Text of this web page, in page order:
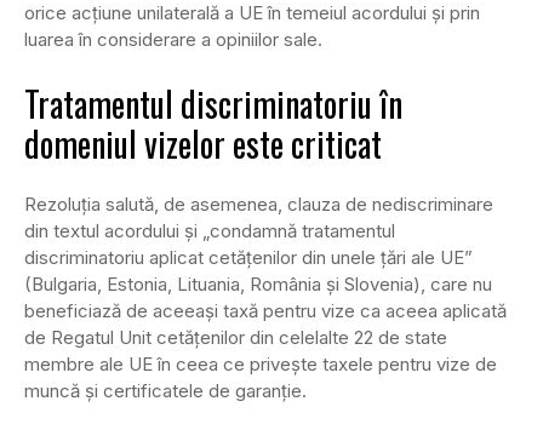
orice acțiune unilaterală a UE în temeiul acordului și prin
luarea în considerare a opiniilor sale.
Tratamentul discriminatoriu în
domeniul vizelor este criticat
Rezoluția salută, de asemenea, clauza de nediscriminare
din textul acordului și „condamnă tratamentul
discriminatoriu aplicat cetățenilor din unele țări ale UE”
(Bulgaria, Estonia, Lituania, România și Slovenia), care nu
beneficiază de aceeași taxă pentru vize ca aceea aplicată
de Regatul Unit cetățenilor din celelalte 22 de state
membre ale UE în ceea ce privește taxele pentru vize de
muncă și certificatele de garanție.